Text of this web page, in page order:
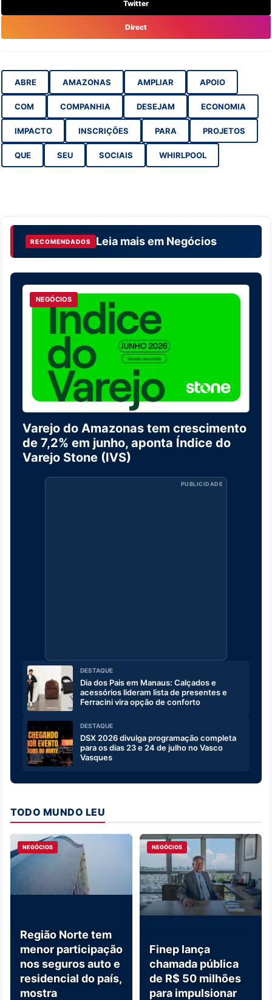
Twitter
Direct
ABRE AMAZONAS AMPLIAR APOIO
COM COMPANHIA DESEJAM ECONOMIA
IMPACTO INSCRIÇÕES PARA PROJETOS
QUE SEU SOCIAIS WHIRLPOOL
RECOMENDADOS Leia mais em Negócios
NEGÓCIOS
Varejo do Amazonas tem crescimento
de 7,2% em junho, aponta Índice do
Varejo Stone (IVS)
PUBLICIDADE
DESTAQUE
Dia dos Pais em Manaus: Calçados e
acessórios lideram lista de presentes e
Ferracini vira opção de conforto
DESTAQUE
DSX 2026 divulga programação completa
para os dias 23 e 24 de julho no Vasco
Vasques
TODO MUNDO LEU
NEGÓCIOS
Região Norte tem
menor participação
nos seguros auto e
residencial do país,
mostra
NEGÓCIOS
Finep lança
chamada pública
de R$ 50 milhões
para impulsionar